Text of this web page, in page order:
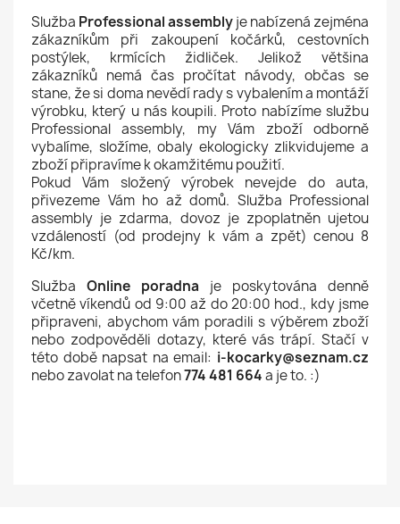
Služba Professional assemblyje nabízená zejména
zákazníkům při zakoupení kočárků, cestovních
postýlek, krmících židliček. Jelikož většina
zákazníků nemá čas pročítat návody, občas se
stane, že si doma nevědí rady s vybalením a montáží
výrobku, který u nás koupili. Proto nabízíme službu
Professional assembly, my Vám zboží odborně
vybalíme, složíme, obaly ekologicky zlikvidujeme a
zboží připravíme k okamžitému použití.
Pokud Vám složený výrobek nevejde do auta,
přivezeme Vám ho až domů. Služba Professional
assembly je zdarma, dovoz je zpoplatněn ujetou
vzdáleností (od prodejny k vám a zpět) cenou 8
Kč/km.
Služba Online poradna je poskytována denně
včetně víkendů od 9:00 až do 20:00 hod., kdy jsme
připraveni, abychom vám poradili s výběrem zboží
nebo zodpověděli dotazy, které vás trápí. Stačí v
této době napsat na email: i-kocarky@seznam.cz
nebo zavolat na telefon774 481 664a je to. :)